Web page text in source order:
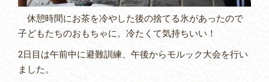
休憩時間にお茶を冷やした後の捨てる氷があったので
子どもたちのおもちゃに。冷たくて気持ちいい！
2日目は午前中に避難訓練、午後からモルック大会を行い
ました。